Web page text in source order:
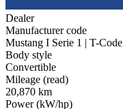
Dealer
Manufacturer code
Mustang I Serie 1 | T-Code
Body style
Convertible
Mileage (read)
20,870 km
Power (kW/hp)